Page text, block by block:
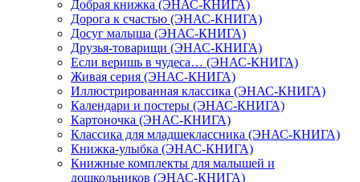
Добрая книжка (ЭНАС-КНИГА)
Дорога к счастью (ЭНАС-КНИГА)
Досуг малыша (ЭНАС-КНИГА)
Друзья-товарищи (ЭНАС-КНИГА)
Если веришь в чудеса… (ЭНАС-КНИГА)
Живая серия (ЭНАС-КНИГА)
Иллюстрированная классика (ЭНАС-КНИГА)
Календари и постеры (ЭНАС-КНИГА)
Картоночка (ЭНАС-КНИГА)
Классика для младшеклассника (ЭНАС-КНИГА)
Книжка-улыбка (ЭНАС-КНИГА)
Книжные комплекты для малышей и
дошкольников (ЭНАС-КНИГА)